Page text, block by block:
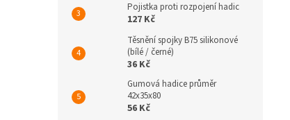
Pojistka proti rozpojení hadic
127 Kč
Těsnění spojky B75 silikonové
(bílé / černé)
36 Kč
Gumová hadice průměr
42x35x80
56 Kč